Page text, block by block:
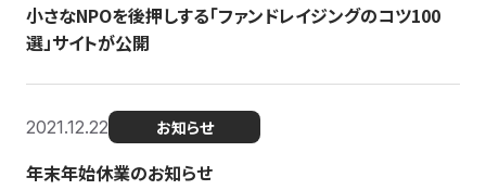
小さなNPOを後押しする「ファンドレイジングのコツ100
選」サイトが公開
2021.12.22 お知らせ
年末年始休業のお知らせ